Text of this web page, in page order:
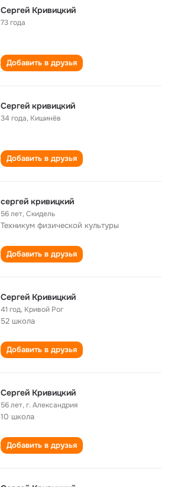
Сергей Кривицкий
73 года
Добавить в друзья
Сергей кривицкий
34 года, Кишинёв
Добавить в друзья
сергей кривицкий
56 лет,Скидель
Техникум физической культуры
Добавить в друзья
Сергей Кривицкий
41 год, Кривой Рог
52 школа
Добавить в друзья
Сергей Кривицкий
56 лет,г. Александрия
10 школа
Добавить в друзья